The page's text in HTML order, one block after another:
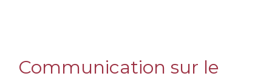
Communication sur le